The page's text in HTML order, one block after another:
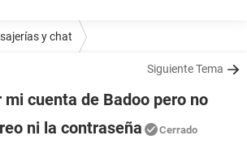
y chat
Siguiente Tema
cuenta de Badoo pero no
ni la contraseña
Cerrado